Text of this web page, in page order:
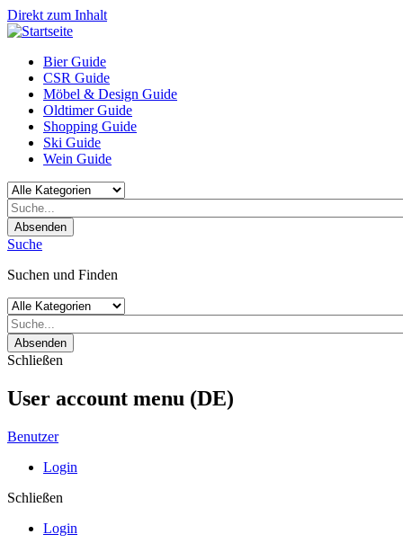
Direkt zum Inhalt
Bier Guide
CSR Guide
Möbel & Design Guide
Oldtimer Guide
Shopping Guide
Ski Guide
Wein Guide
Absenden
Suche
Suchen und Finden
Absenden
Schließen
User account menu (DE)
Benutzer
Login
Schließen
Login